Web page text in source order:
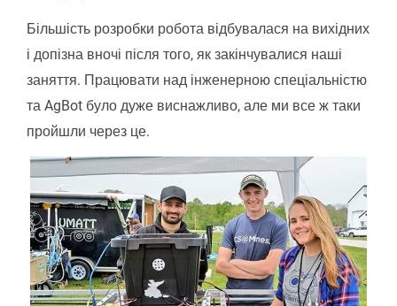
Більшість розробки робота відбувалася на вихідних
і допізна вночі після того, як закінчувалися наші
заняття. Працювати над інженерною спеціальністю
та AgBot було дуже виснажливо, але ми все ж таки
пройшли через це.